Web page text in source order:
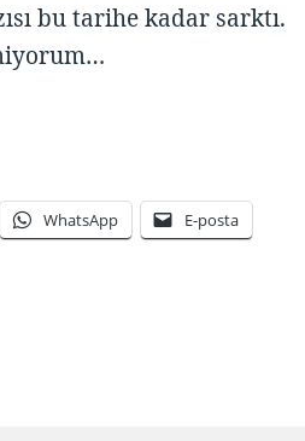
bu tarihe kadar sarktı.
2020
WhatsApp E-posta